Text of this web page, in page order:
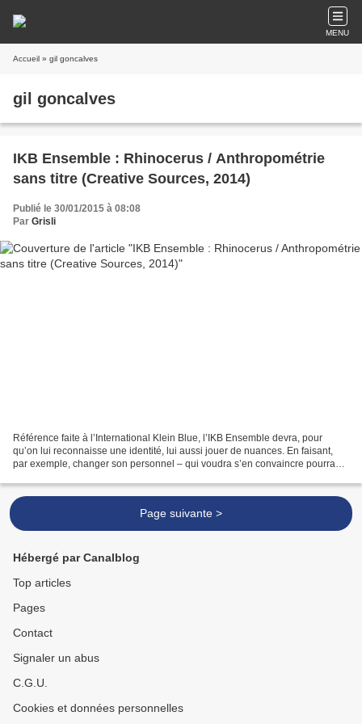
MENU
Accueil » gil goncalves
gil goncalves
IKB Ensemble : Rhinocerus / Anthropométrie
sans titre (Creative Sources, 2014)
Publié le 30/01/2015 à 08:08
Par Grisli
Référence faite à l’International Klein Blue, l’IKB Ensemble devra, pour
qu’on lui reconnaisse une identité, lui aussi jouer de nuances. En faisant,
par exemple, changer son personnel – qui voudra s’en convaincre pourra
Page suivante >
Hébergé par Canalblog
Top articles
Pages
Contact
Signaler un abus
C.G.U.
Cookies et données personnelles